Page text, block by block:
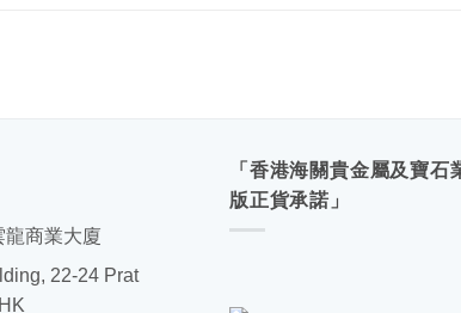
龍商業大廈
22-24 Prat
「香港海關貴金屬及寶石
版正貨承諾」